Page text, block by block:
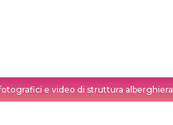
e video di struttura alberghiera